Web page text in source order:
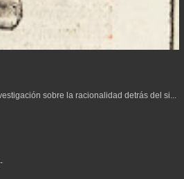
sobre la racionalidad detrás del si...